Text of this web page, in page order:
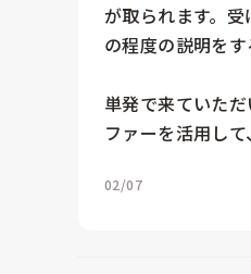
が取られます。
の程度の説明をす
単発で来ていた
ファーを活用して
02/07